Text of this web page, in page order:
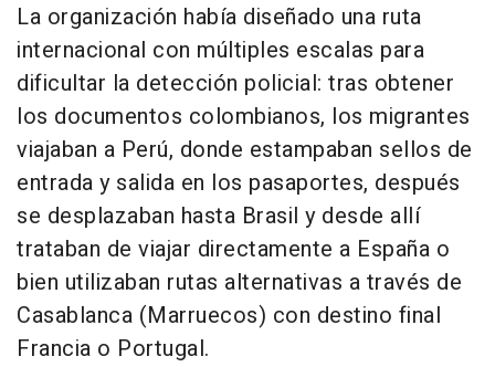
La organización había diseñado una ruta
internacional con múltiples escalas para
dificultar la detección policial: tras obtener
los documentos colombianos, los migrantes
viajaban a Perú, donde estampaban sellos de
entrada y salida en los pasaportes, después
se desplazaban hasta Brasil y desde allí
trataban de viajar directamente a España o
bien utilizaban rutas alternativas a través de
Casablanca (Marruecos) con destino final
Francia o Portugal.